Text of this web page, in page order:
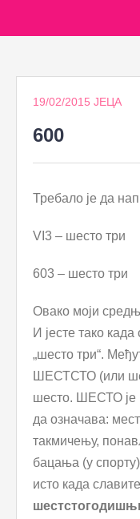
Skip
content
19/02/2015 ЈЕЦА
600
Требало је да
VI3 – шесто три
603 – шесто три
Овако моји
И јесте тако
„шесто три“.
ШЕСТСТО (или
шесто. ШЕСТО је
да означава:
такмичењу,
бацања (у
исто када славите